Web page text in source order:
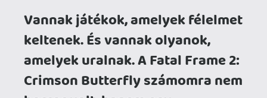
nosztalgiát ébresszen, hanem
hogy újra emlékeztessen arra,
milyen az, amikor egy világ nem
kér, hanem követel.